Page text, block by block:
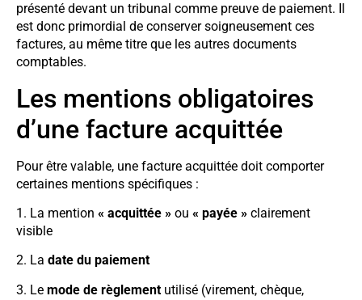
présenté devant un tribunal comme preuve de paiement. Il
est donc primordial de conserver soigneusement ces
factures, au même titre que les autres documents
comptables.
Les mentions obligatoires
d’une facture acquittée
Pour être valable, une facture acquittée doit comporter
certaines mentions spécifiques :
1. La mention « acquittée » ou « payée » clairement
visible
2. La date du paiement
3. Le mode de règlement utilisé (virement, chèque,